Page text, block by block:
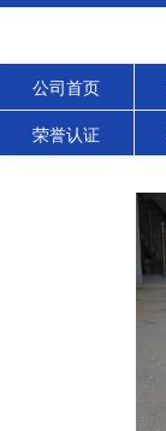
公司首页
荣誉认证